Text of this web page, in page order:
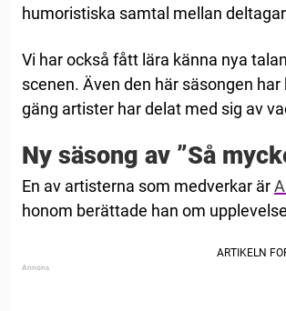
humoristiska samtal mellan
Vi har också fått lära känna nya
scenen. Även den här säsongen
gäng artister har delat med sig av
Ny säsong av ”Så
En av artisterna som medverkar är
honom berättade han om